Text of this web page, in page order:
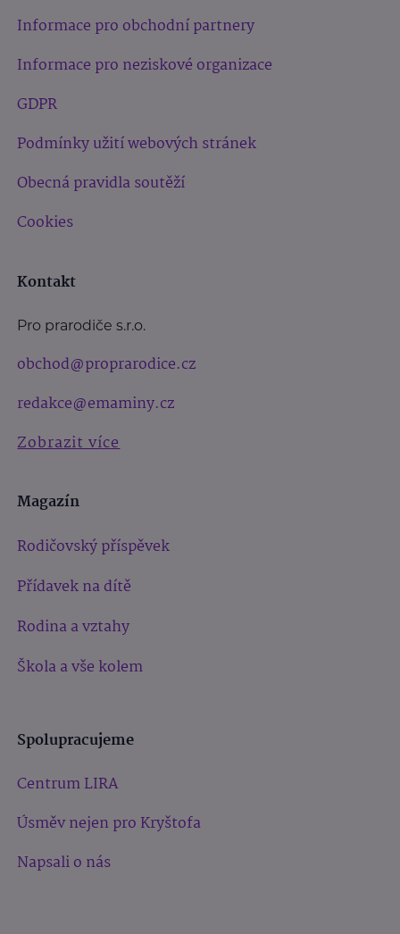
Informace pro obchodní partnery
Informace pro neziskové organizace
GDPR
Podmínky užití webových stránek
Obecná pravidla soutěží
Cookies
Kontakt
Pro prarodiče s.r.o.
obchod@proprarodice.cz
redakce@emaminy.cz
Zobrazit více
Magazín
Rodičovský příspěvek
Přídavek na dítě
Rodina a vztahy
Škola a vše kolem
Spolupracujeme
Centrum LIRA
Úsměv nejen pro Kryštofa
Napsali o nás